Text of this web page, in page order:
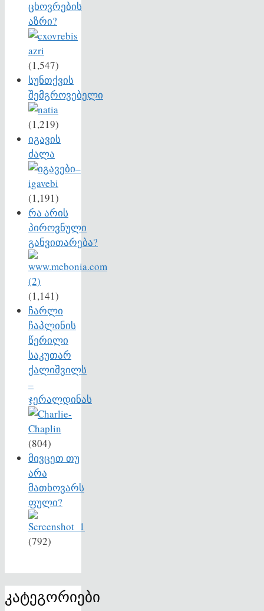
ცხოვრების
აზრი?
(1,547)
სუნთქვის
შემგროვებელი
(1,219)
იგავის
ძალა
(1,191)
რა არის
პიროვნული
განვითარება?
(1,141)
ჩარლი
ჩაპლინის
წერილი
საკუთარ
ქალიშვილს
–
ჯერალდინას
(804)
მივცეთ თუ
არა
მათხოვარს
ფული?
(792)
კატეგორიები